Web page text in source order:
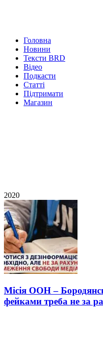
Головна
Новини
Тексти BRD
Відео
Подкасти
Статті
Підтримати
Магазин
2020
Місія ООН –
фейками треба не за